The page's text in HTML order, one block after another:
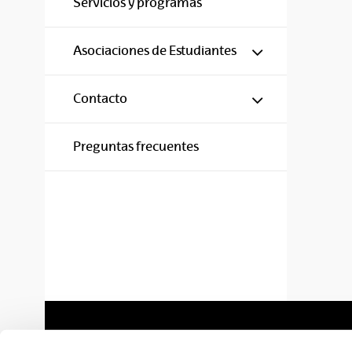
Asociaciones de Estudiantes Mostrar/
Contacto Mostrar/
Preguntas frecuentes